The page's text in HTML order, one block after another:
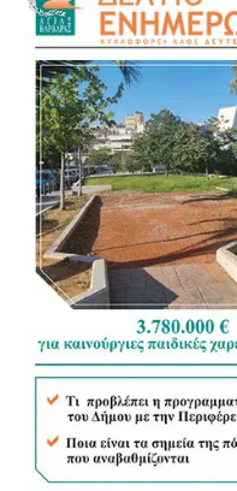
Το ζώο μεταφέρθηκε
όπου νοσηλεύεται και
φροντίδα. Οι
και καταβάλλουν κάθε
τους πόνους του.
Για τις γάτες που
άφησαν μεγάλες
σε ασφαλές σημείο της
από τον Δήμο και τις